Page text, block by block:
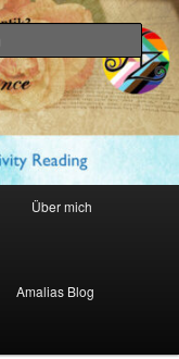
Über mich
Amalias Blog